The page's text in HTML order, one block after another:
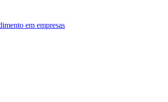
em empresas